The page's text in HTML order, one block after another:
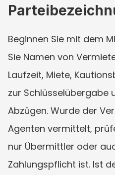
Beginnen Sie mit dem
Sie Namen von
Laufzeit, Miete,
zur Schlüsselübergabe
Abzügen. Wurde der
Agenten vermittelt,
nur Übermittler oder
Zahlungspflicht ist. Ist